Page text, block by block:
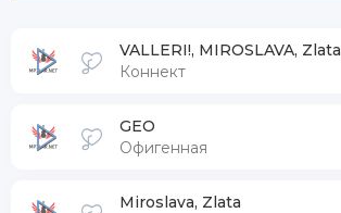
VALLERI!, MIROSLAVA, Zlata
Коннект
GEO
Офигенная
Miroslava, Zlata